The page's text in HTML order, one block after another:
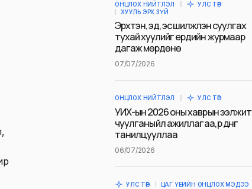
ОНЦЛОХ НИЙТЛЭЛ
УЛС ТӨР
ХУУЛЬ ЭРХ ЗҮЙ
Эрхтэн, эд, эс шилжүүлэн суулгах
тухай хуулийг ердийн журмаар
дагаж мөрдөнө
07/07/2026
ОНЦЛОХ НИЙТЛЭЛ УЛС ТӨР
УИХ-ын 2026 оны хаврын ээлжит
чуулганы үйл ажиллагаа, үр дүнг
танилцууллаа
06/07/2026
УЛС ТӨР ЦАГ ҮЕИЙН ОНЦЛОХ МЭДЭЭ